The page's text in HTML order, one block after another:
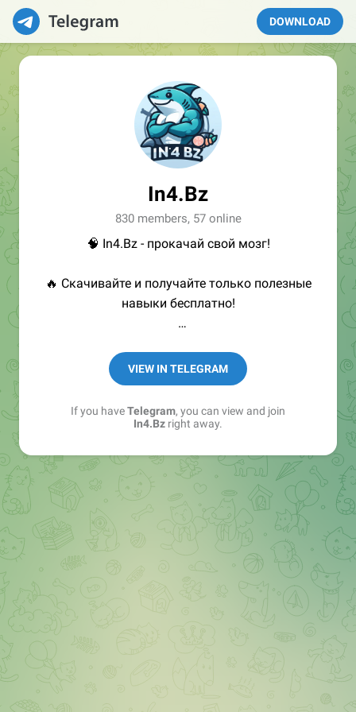
DOWNLOAD
In4.Bz
830 members, 57 online
🧠 In4.Bz - прокачай свой мозг!
🔥 Скачивайте и получайте только полезные
навыки бесплатно!
➖ in4.bz/
➖ https://t.me/in4bz
➖ twitter.com/bz_in4
➖ https://t.me/in4news
VIEW IN TELEGRAM
If you haveTelegram, you can view and join
In4.Bz right away.